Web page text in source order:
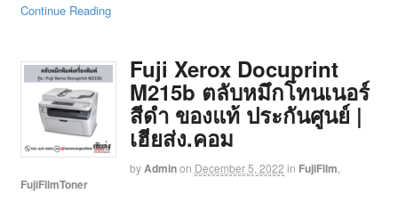
Continue Reading
Fuji Xerox Docuprint
M215b ตลับหมึกโทนเนอร์
สีดำ ของแท้ ประกันศูนย์ |
เฮียส่ง.คอม
by Adminon December 5, 2022 in FujiFilm
FujiFilmToner